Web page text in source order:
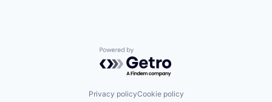
Powered by Getro.com
Privacy policyCookie policy